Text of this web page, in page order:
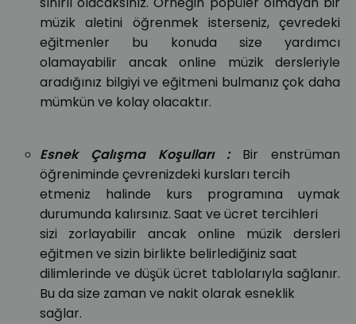
müzik aletini öğrenmek isterseniz, çevredeki
eğitmenler bu konuda size yardımcı
olamayabilir ancak online müzik dersleriyle
aradığınız bilgiyi ve eğitmeni bulmanız çok daha
mümkün ve kolay olacaktır.
Esnek Çalışma Koşulları :
Bir enstrüman
öğreniminde çevrenizdeki kursları tercih
etmeniz halinde kurs programına uymak
durumunda kalırsınız. Saat ve ücret tercihleri
sizi zorlayabilir ancak online müzik dersleri
eğitmen ve sizin birlikte belirlediğiniz saat
dilimlerinde ve düşük ücret tablolarıyla sağlanır.
Bu da size zaman ve nakit olarak esneklik
sağlar.